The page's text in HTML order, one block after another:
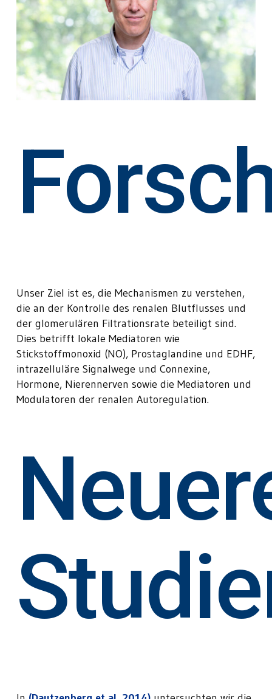
Unser Ziel ist es, die Mechanismen zu verstehen,
die an der Kontrolle des renalen Blutflusses und
der glomerulären Filtrationsrate beteiligt sind.
Dies betrifft lokale Mediatoren wie
Stickstoffmonoxid (NO), Prostaglandine und EDHF,
intrazelluläre Signalwege und Connexine,
Hormone, Nierennerven sowie die Mediatoren und
Modulatoren der renalen Autoregulation.